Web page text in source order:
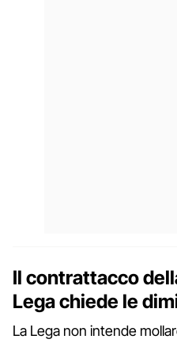
Il contrattacco
Lega chiede le
La Lega non intende